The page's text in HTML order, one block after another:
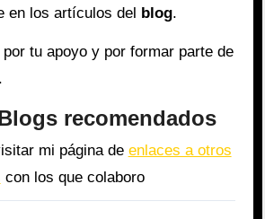
en los artículos del
blog.
tu apoyo y por formar parte de
recomendados
mi página de enlaces a otros
con los que colaboro